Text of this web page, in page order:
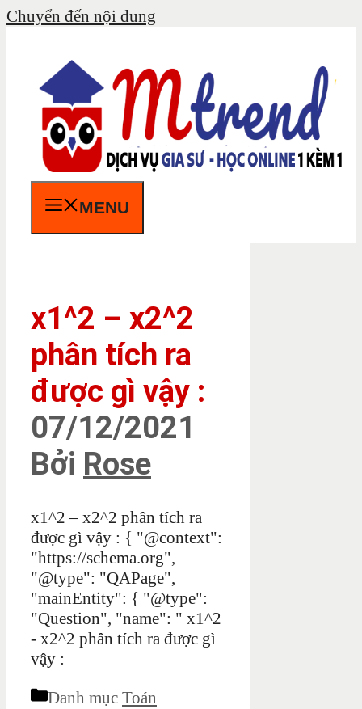
Chuyển đến nội dung
MENU
x1^2 – x2^2
phân tích ra
được gì vậy :
07/12/2021
Bởi Rose
x1^2 – x2^2 phân tích ra
được gì vậy : { "@context":
"https://schema.org",
"@type": "QAPage",
"mainEntity": { "@type":
"Question", "name": " x1^2
- x2^2 phân tích ra được gì
vậy :
Danh mục Toán